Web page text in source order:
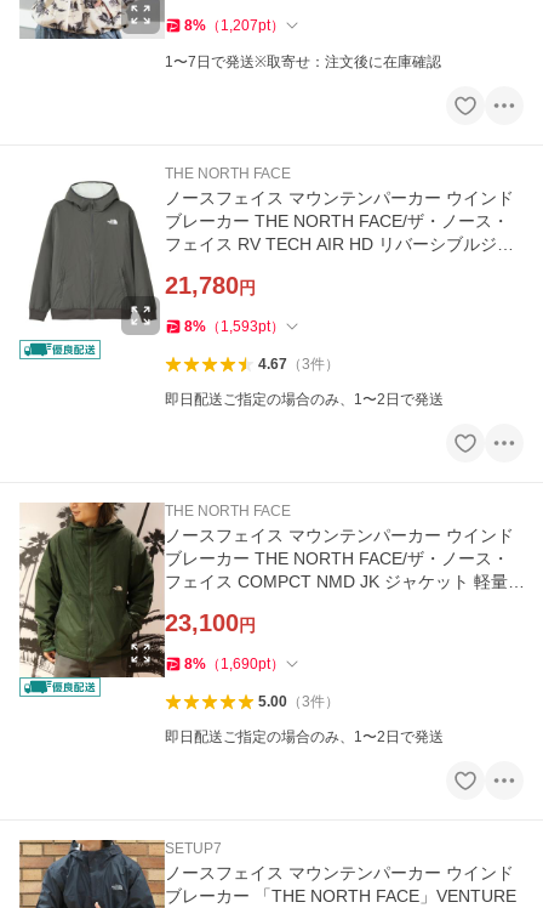
8% （ 1,207pt）
1〜7日で発送※取寄せ：注文後に在庫確認
THE NORTH FACE
ノースフェイス マウンテンパーカー ウインド
ブレーカー THE NORTH FACE/ザ・ノース・
フェイス RV TECH AIR HD リバーシブルジャ
21,780円
8% （ 1,593pt）
4.67（3件）
即日配送ご指定の場合のみ、1〜2日で発送
THE NORTH FACE
ノースフェイス マウンテンパーカー ウインド
ブレーカー THE NORTH FACE/ザ・ノース・
フェイス COMPCT NMD JK ジャケット 軽量
23,100円
8% （ 1,690pt）
5.00（3件）
即日配送ご指定の場合のみ、1〜2日で発送
SETUP7
ノースフェイス マウンテンパーカー ウインド
ブレーカー 「THE NORTH FACE」VENTURE